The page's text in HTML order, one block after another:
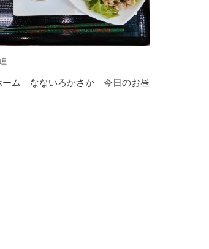
ーム なないろかさか 今日のお昼